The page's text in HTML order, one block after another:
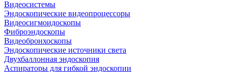
Видеосистемы
Эндоскопические видеопроцессоры
Видеосигмоидоскопы
Фиброэндоскопы
Видеобронхоскопы
Эндоскопические источники света
Двухбаллонная эндоскопия
Аспираторы для гибкой эндоскопии